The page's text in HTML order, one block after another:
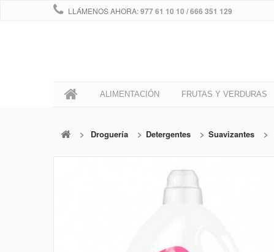
LLÁMENOS AHORA:977 61 10 10 / 666 351 129
ALIMENTACIÓN FRUTAS Y VERDURAS
> Droguería > Detergentes > Suavizantes >